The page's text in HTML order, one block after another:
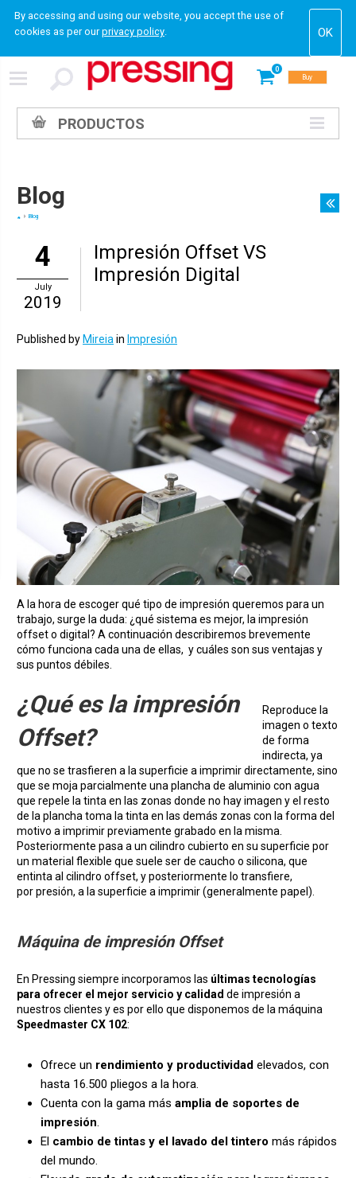
By accessing and using our website, you accept the use of
cookies as per ourprivacy policy.
0
Buy
PRODUCTOS
Blog
Blog
4
July
2019
Impresión Offset VS
Impresión Digital
Published by Mireiain Impresión
A la hora de escoger qué tipo de impresión queremos para un
trabajo, surge la duda: ¿qué sistema es mejor, la impresión
offset o digital? A continuación describiremos brevemente
cómo funciona cada una de ellas, y cuáles son sus ventajas y
sus puntos débiles.
¿Qué es la impresión
Offset?
Reproduce la
imagen o texto
de forma
indirecta, ya
que no se trasfieren a la superficie a imprimir directamente, sino
que se moja parcialmente una plancha de aluminio con agua
que repele la tinta en las zonas donde no hay imagen y el resto
de la plancha toma la tinta en las demás zonas con la forma del
motivo a imprimir previamente grabado en la misma.
Posteriormente pasa a un cilindro cubierto en su superficie por
un material flexible que suele ser de caucho o silicona, que
entinta al cilindro offset, y posteriormente lo transfiere,
por presión, a la superficie a imprimir (generalmente papel).
Máquina de impresión Offset
En Pressing siempre incorporamos las últimas tecnologías
para ofrecer el mejor servicio y calidad de impresión a
nuestros clientes y es por ello que disponemos de la máquina
Speedmaster CX 102:
Ofrece un rendimiento y productividad elevados, con
hasta 16.500 pliegos a la hora.
Cuenta con la gama más amplia de soportes de
impresión
El cambio de tintas y el lavado del tintero más rápidos
del mundo.